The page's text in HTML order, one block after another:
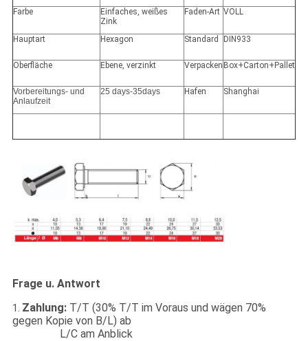
Farbe
Einfaches, weißes
Zink
Faden-Art VOLL
Hauptart Hexagon Standard DIN933
Oberfläche Ebene, verzinkt Verpacken Box+Carton+Pallet
Vorbereitungs- und
Anlaufzeit
25 days-35days Hafen Shanghai
Frage u. Antwort
1. Zahlung:T/T (30% T/T im Voraus und wägen 70%
gegen Kopie von B/L) ab
L/C am Anblick